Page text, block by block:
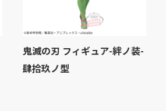
鬼滅の刃 フィギュア-絆ノ装-
肆拾玖ノ型